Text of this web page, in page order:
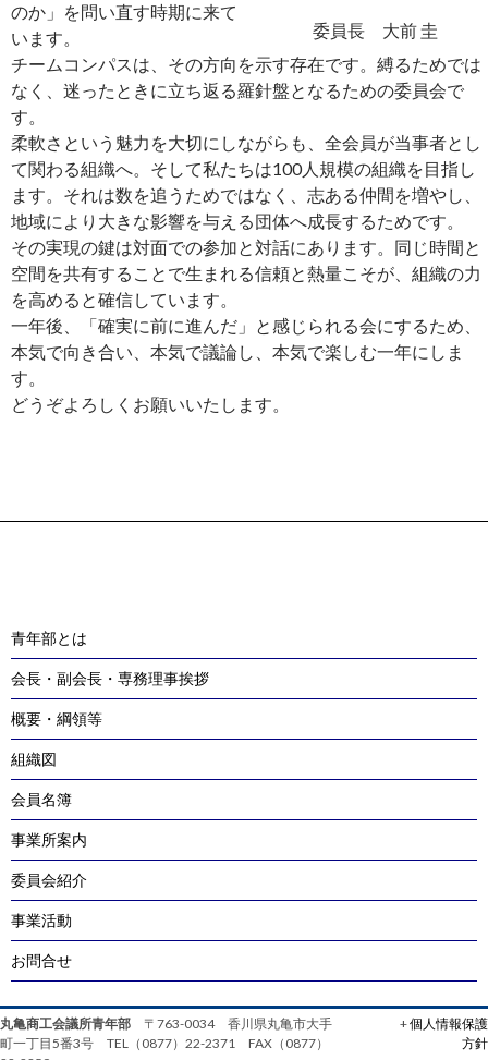
委員長 大前 圭
のか」を問い直す時期に来て
います。
チームコンパスは、その方向を示す存在です。縛るためでは
なく、迷ったときに立ち返る羅針盤となるための委員会で
す。
柔軟さという魅力を大切にしながらも、全会員が当事者とし
て関わる組織へ。そして私たちは100人規模の組織を目指し
ます。それは数を追うためではなく、志ある仲間を増やし、
地域により大きな影響を与える団体へ成長するためです。
その実現の鍵は対面での参加と対話にあります。同じ時間と
空間を共有することで生まれる信頼と熱量こそが、組織の力
を高めると確信しています。
一年後、「確実に前に進んだ」と感じられる会にするため、
本気で向き合い、本気で議論し、本気で楽しむ一年にしま
す。
どうぞよろしくお願いいたします。
青年部とは
会長・副会長・専務理事挨拶
概要・綱領等
組織図
会員名簿
事業所案内
委員会紹介
事業活動
お問合せ
丸亀商工会議所青年部 〒763-0034 香川県丸亀市大手
町一丁目5番3号 TEL（0877）22-2371 FAX（0877）
+個人情報保護
方針